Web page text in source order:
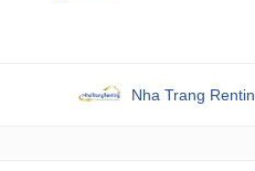
Nha Trang